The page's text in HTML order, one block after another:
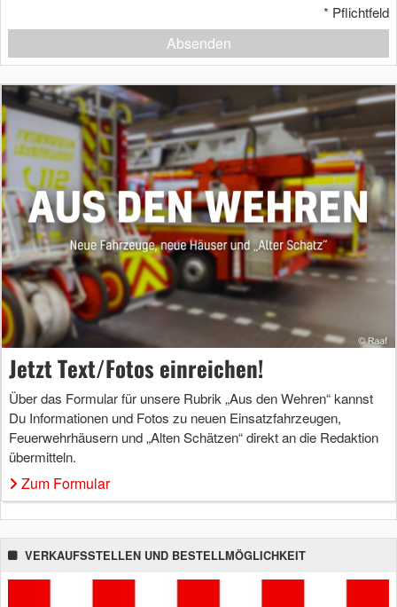
* Pflichtfeld
Absenden
Jetzt Text/Fotos einreichen!
Über das Formular für unsere Rubrik „Aus den Wehren“ kannst
Du Informationen und Fotos zu neuen Einsatzfahrzeugen,
Feuerwehrhäusern und „Alten Schätzen“ direkt an die Redaktion
übermitteln.
Zum Formular
VERKAUFSSTELLEN UND BESTELLMÖGLICHKEIT